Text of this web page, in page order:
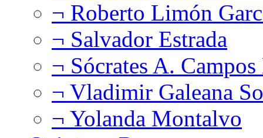
¬ Roberto Limón
¬ Salvador Estrada
¬ Sócrates A.
¬ Vladimir Galeana
¬ Yolanda Montalvo